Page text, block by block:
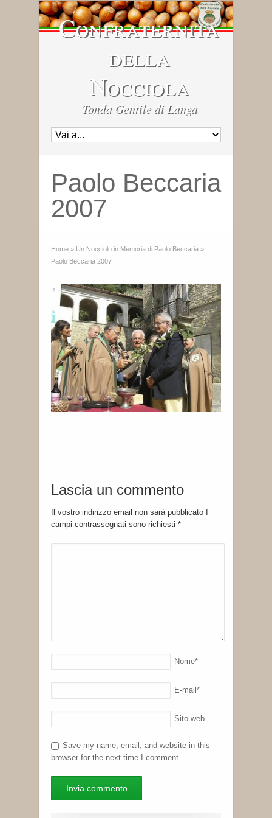
Confraternita
della
Nocciola
Tonda Gentile di Langa
Paolo Beccaria
2007
Home » Un Nocciolo in Memoria di Paolo Beccaria »
Paolo Beccaria 2007
Lascia un commento
Il vostro indirizzo email non sarà pubblicato I
campi contrassegnati sono richiesti *
Nome*
E-mail *
Sito web
Save my name, email, and website in this
browser for the next time I comment.